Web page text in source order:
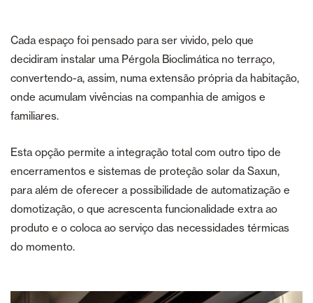
Cada espaço foi pensado para ser vivido, pelo que
decidiram instalar uma Pérgola Bioclimática no terraço,
convertendo-a, assim, numa extensão própria da habitação,
onde acumulam vivências na companhia de amigos e
familiares.
Esta opção permite a integração total com outro tipo de
encerramentos e sistemas de proteção solar da Saxun,
para além de oferecer a possibilidade de automatização e
domotização, o que acrescenta funcionalidade extra ao
produto e o coloca ao serviço das necessidades térmicas
do momento.